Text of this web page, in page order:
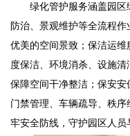
绿化管护服务涵盖园
防治、景观维护等全流程
优美的空间景致；保洁运
度保洁、环境消杀、设施
保障空间干净整洁；保安
门禁管理、车辆疏导、秩
牢安全防线，守护园区人员